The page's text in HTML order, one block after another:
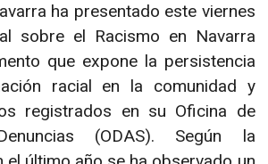
ha presentado este viernes
sobre el Racismo en Navarra
que expone la persistencia
racial en la comunidad y
registrados en su Oficina de
(ODAS). Según la